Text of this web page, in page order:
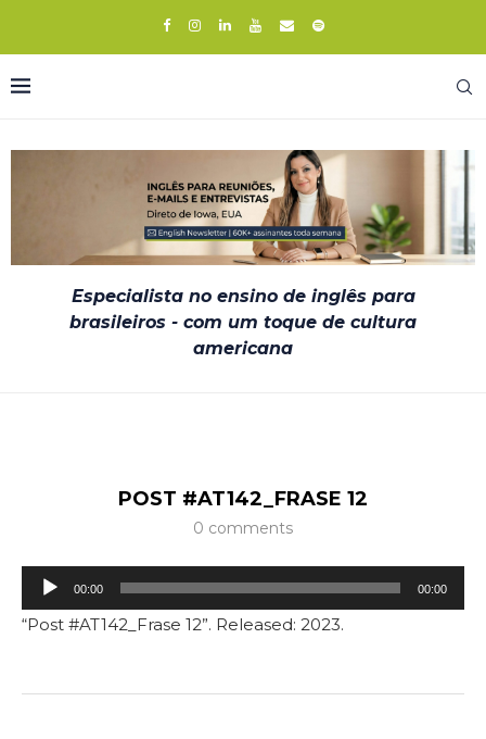
Especialista no ensino de inglês para
brasileiros - com um toque de cultura
americana
POST #AT142_FRASE 12
0 comments
Tocador
de
00:00 00:00
“Post #AT142_Frase 12”. Released: 2023.